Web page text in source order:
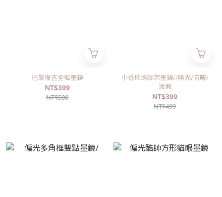
巴黎復古全框墨鏡
NT$399
NT$500
小香珍珠腳架墨鏡//陽光/防曬/
渡假
NT$399
NT$499